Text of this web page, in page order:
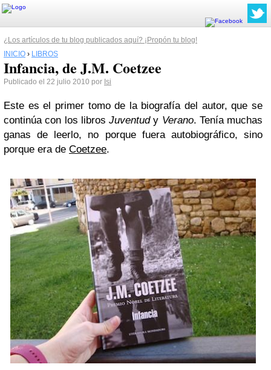
¿Los artículos de tu blog publicados aquí? ¡Propón tu blog!
INICIO › LIBROS
Infancia, de J.M. Coetzee
Publicado el 22 julio 2010 por Isi
Este es el primer tomo de la biografía del autor, que se
continúa con los libros Juventudy Verano. Tenía muchas
ganas de leerlo, no porque fuera autobiográfico, sino
porque era de Coetzee.